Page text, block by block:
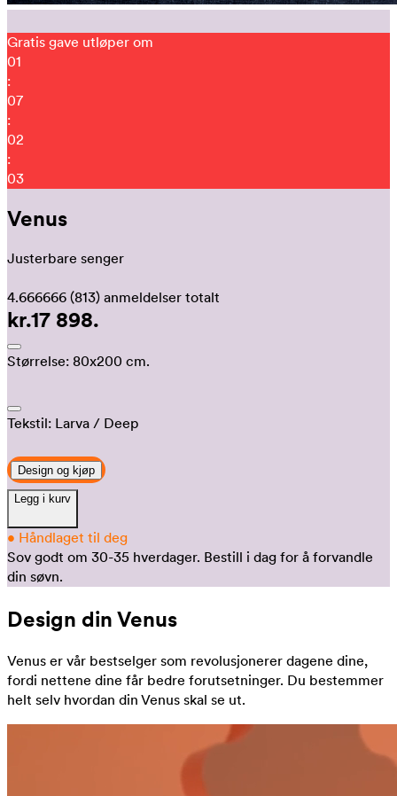
Gratis gave utløper om
01
:
07
:
01
:
52
Venus
Justerbare senger
4.666666 (813) anmeldelser totalt
kr.17 898.
Størrelse: 80x200 cm.
Tekstil: Larva / Deep
Design og kjøp
Legg i kurv
• Håndlaget til deg
Sov godt om 30-35 hverdager. Bestill i dag for å forvandle
din søvn.
Design din Venus
Venus er vår bestselger som revolusjonerer dagene dine,
fordi nettene dine får bedre forutsetninger. Du bestemmer
helt selv hvordan din Venus skal se ut.